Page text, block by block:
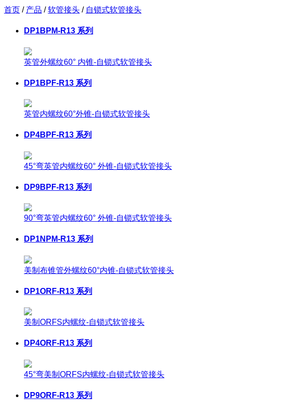
首页 / 产品 /软管接头 / 自锁式软管接头
DP1BPM-R13 系列
英管外螺纹60° 内锥-自锁式软管接头
DP1BPF-R13 系列
英管内螺纹60°外锥-自锁式软管接头
DP4BPF-R13 系列
45°弯英管内螺纹60° 外锥-自锁式软管接头
DP9BPF-R13 系列
90°弯英管内螺纹60° 外锥-自锁式软管接头
DP1NPM-R13 系列
美制布锥管外螺纹60°内锥-自锁式软管接头
DP1ORF-R13 系列
美制ORFS内螺纹-自锁式软管接头
DP4ORF-R13 系列
45°弯美制ORFS内螺纹-自锁式软管接头
DP9ORF-R13 系列